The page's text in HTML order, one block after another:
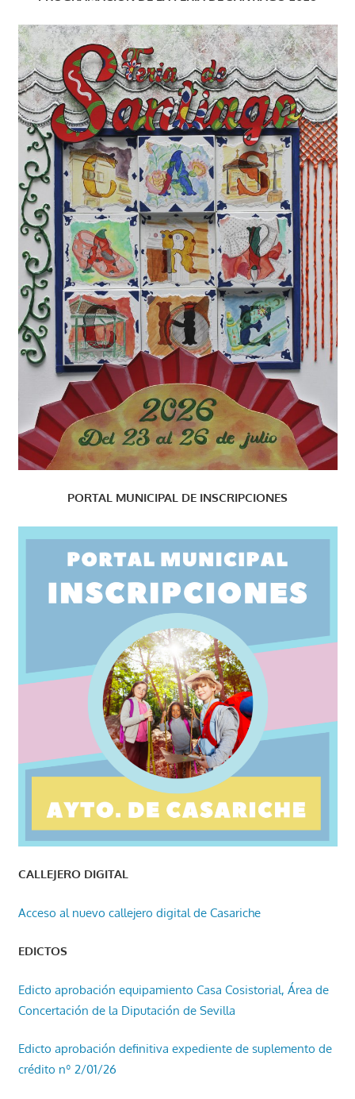
PORTAL MUNICIPAL DE INSCRIPCIONES
CALLEJERO DIGITAL
Acceso al nuevo callejero digital de Casariche
EDICTOS
Edicto aprobación equipamiento Casa Cosistorial, Área de
Concertación de la Diputación de Sevilla
Edicto aprobación definitiva expediente de suplemento de
crédito nº 2/01/26